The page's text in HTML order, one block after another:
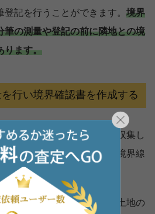
記を行うことができます。 境界
筆の測量や登記の前に隣地との境
ります。
行い境界確認書を作成する
るため、法務局や役所にて収集し
の後、現地調査をして仮の境界線
会の元境界の確認を行い、土地の